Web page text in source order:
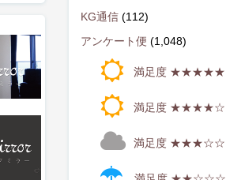
KG通信 (112)
アンケート便 (1,048)
満足度 ★★★★★
満足度 ★★★★☆
満足度 ★★★☆☆